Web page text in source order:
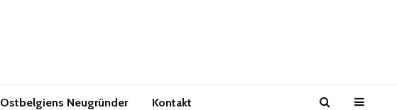
Ostbelgiens Neugründer Kontakt